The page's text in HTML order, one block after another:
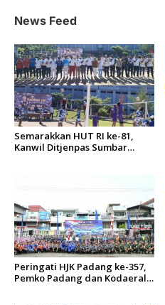
p
s
News Feed
Semarakkan HUT RI ke-81,
Kanwil Ditjenpas Sumbar
Peringati HJK Padang ke-357,
Pemko Padang dan Kodaeral